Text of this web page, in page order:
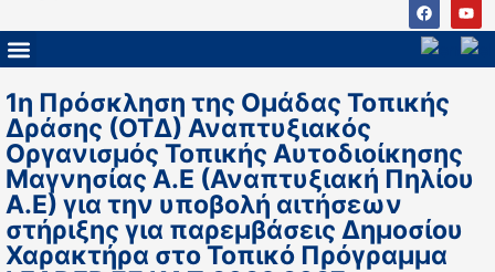
1η Πρόσκληση της Ομάδας Τοπικής
Δράσης (ΟΤΔ) Αναπτυξιακός
Οργανισμός Τοπικής Αυτοδιοίκησης
Μαγνησίας Α.Ε (Αναπτυξιακή Πηλίου
Α.Ε) για την υποβολή αιτήσεων
στήριξης για παρεμβάσεις Δημοσίου
Χαρακτήρα στο Τοπικό Πρόγραμμα